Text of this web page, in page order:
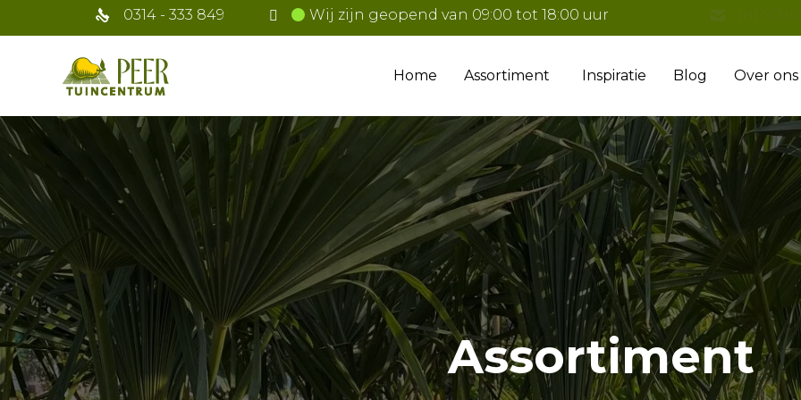
0314 - 333 849 Wij zijn geopend van 09:00 tot 18:00 uur
Home Assortiment Inspiratie Blog Over ons
Assortiment